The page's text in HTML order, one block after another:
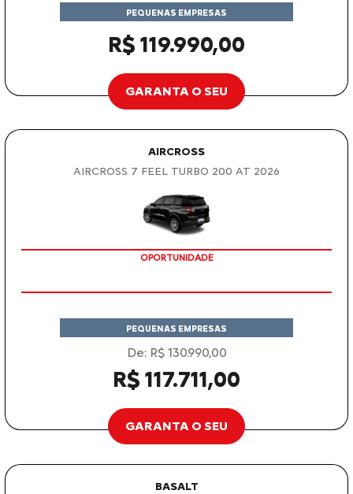
PEQUENAS EMPRESAS
R$ 119.990,00
GARANTA O SEU
AIRCROSS
AIRCROSS 7 FEEL TURBO 200 AT 2026
OPORTUNIDADE
PEQUENAS EMPRESAS
De: R$ 130.990,00
R$ 117.711,00
GARANTA O SEU
BASALT